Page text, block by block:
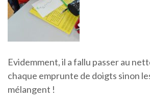
Evidemment, il a fallu passer au
chaque emprunte de doigts sinon
mélangent !